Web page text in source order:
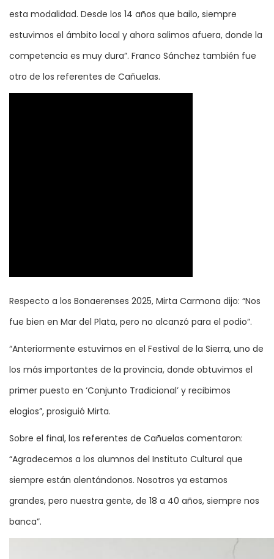
esta modalidad. Desde los 14 años que bailo, siempre
estuvimos el ámbito local y ahora salimos afuera, donde la
competencia es muy dura”. Franco Sánchez también fue
otro de los referentes de Cañuelas.
Respecto a los Bonaerenses 2025, Mirta Carmona dijo: “Nos
fue bien en Mar del Plata, pero no alcanzó para el podio”.
“Anteriormente estuvimos en el Festival de la Sierra, uno de
los más importantes de la provincia, donde obtuvimos el
primer puesto en ‘Conjunto Tradicional’ y recibimos
elogios”, prosiguió Mirta.
Sobre el final, los referentes de Cañuelas comentaron:
“Agradecemos a los alumnos del Instituto Cultural que
siempre están alentándonos. Nosotros ya estamos
grandes, pero nuestra gente, de 18 a 40 años, siempre nos
banca”.